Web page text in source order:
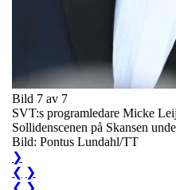
Bild 7 av 7
SVT:s programledare Micke
Sollidenscenen på Skansen
Bild: Pontus Lundahl/TT
❯
❮ ❯
❮ ❯